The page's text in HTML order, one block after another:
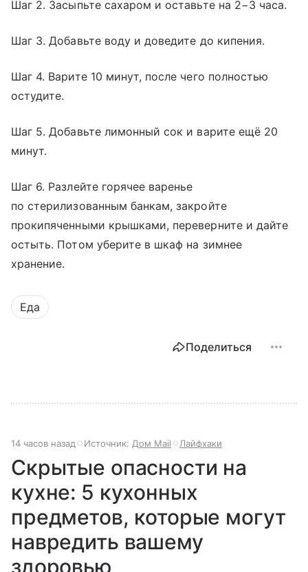
Шаг 2. Засыпьте сахаром и оставьте на 2−3 часа.
Шаг 3. Добавьте воду и доведите до кипения.
Шаг 4. Варите 10 минут, после чего полностью
остудите.
Шаг 5. Добавьте лимонный сок и варите ещё 20
минут.
Шаг 6. Разлейте горячее варенье
по стерилизованным банкам, закройте
прокипяченными крышками, переверните и дайте
остыть. Потом уберите в шкаф на зимнее
хранение.
Еда
Поделиться
14 часов назад Источник: Дом Mail Лайфхаки
Скрытые опасности на
кухне: 5 кухонных
предметов, которые могут
навредить вашему
здоровью